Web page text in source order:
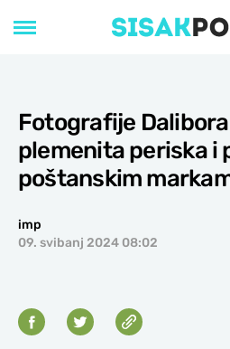
Fotografije
plemenita periska i
poštanskim
imp
09. svibanj 2024 08:02